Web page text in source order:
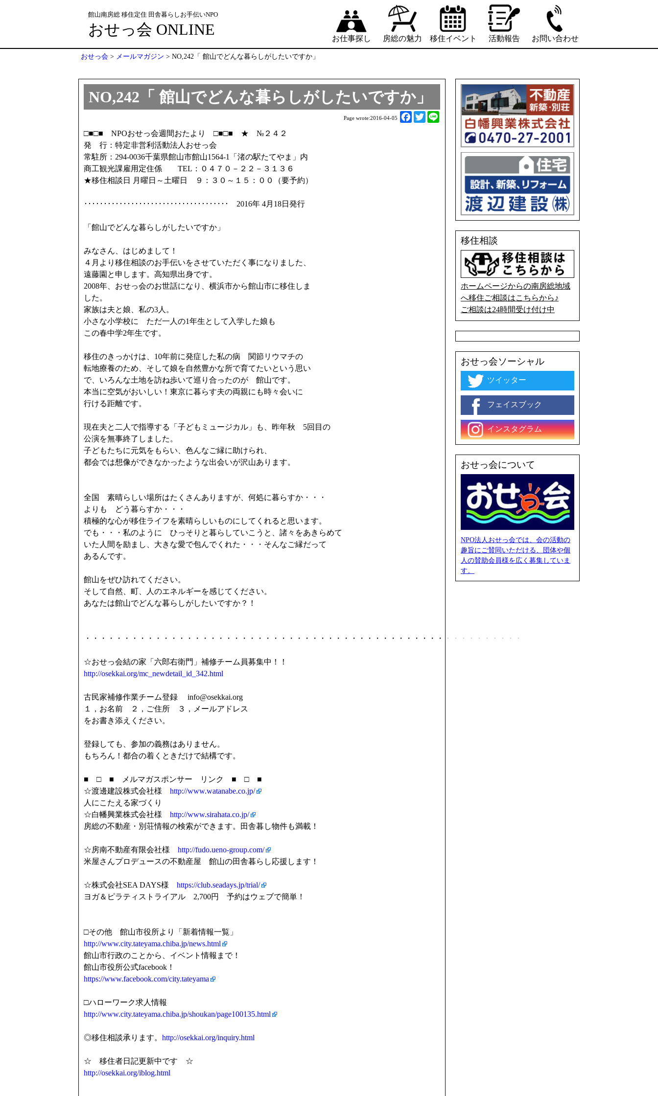
館山南房総 移住定住 田舎暮らしお手伝いNPO
おせっ会 ONLINE
お仕事探し 房総の魅力 移住イベント 活動報告 お問い合わせ
おせっ会 > メールマガジン > NO,242「 館山でどんな暮らしがしたいですか」
NO,242「 館山でどんな暮らしがしたいですか」
Page wrote:2016-04-05
F
T
□■□■ NPOおせっ会週間おたより □■□■ ★ №２４２
発 行：特定非営利活動法人おせっ会
常駐所：294-0036千葉県館山市館山1564-1「渚の駅たてやま」内
商工観光課雇用定住係 TEL：０４７０－２２－３１３６
★移住相談日 月曜日～土曜日 ９：３０～１５：００（要予約）
･････････････････････････････････････ 2016年 4月18日発行
「館山でどんな暮らしがしたいですか」
みなさん、はじめまして！
４月より移住相談のお手伝いをさせていただく事になりました、
遠藤園と申します。高知県出身です。
2008年、おせっ会のお世話になり、横浜市から館山市に移住しま
した。
家族は夫と娘、私の3人。
小さな小学校に ただ一人の1年生として入学した娘も
この春中学2年生です。
移住のきっかけは、10年前に発症した私の病 関節リウマチの
転地療養のため、そして娘を自然豊かな所で育てたいという思い
で、いろんな土地を訪ね歩いて巡り合ったのが 館山です。
本当に空気がおいしい！東京に暮らす夫の両親にも時々会いに
行ける距離です。
現在夫と二人で指導する「子どもミュージカル」も、昨年秋 5回目の
公演を無事終了しました。
子どもたちに元気をもらい、色んなご縁に助けられ、
都会では想像ができなかったような出会いが沢山あります。
全国 素晴らしい場所はたくさんありますが、何処に暮らすか・・・
よりも どう暮らすか・・・
積極的な心が移住ライフを素晴らしいものにしてくれると思います。
でも・・・私のように ひっそりと暮らしていこうと、諸々をあきらめて
いた人間を励まし、大きな愛で包んでくれた・・・そんなご縁だって
あるんです。
館山をぜひ訪れてください。
そして自然、町、人のエネルギーを感じてください。
あなたは館山でどんな暮らしがしたいですか？！
・・・・・・・・・・・・・・・・・・・・・・・・・・・・・・・・・・・・・・・・・・・・・・・・・・・・・・・・
☆おせっ会結の家「六郎右衛門」補修チーム員募集中！！
http://osekkai.org/mc_newdetail_id_342.html
古民家補修作業チーム登録 info@osekkai.org
１，お名前 ２，ご住所 ３，メールアドレス
をお書き添えください。
登録しても、参加の義務はありません。
もちろん！都合の着くときだけで結構です。
■ □ ■ メルマガスポンサー リンク ■ □ ■
☆渡邊建設株式会社様 http://www.watanabe.co.jp/
人にこたえる家づくり
☆白幡興業株式会社様 http://www.sirahata.co.jp/
房総の不動産・別荘情報の検索ができます。田舎暮し物件も満載！
☆房南不動産有限会社様 http://fudo.ueno-group.com/
米屋さんプロデュースの不動産屋 館山の田舎暮らし応援します！
☆株式会社SEA DAYS様 https://club.seadays.jp/trial/
ヨガ＆ピラティストライアル 2,700円 予約はウェブで簡単！
□その他 館山市役所より「新着情報一覧」
http://www.city.tateyama.chiba.jp/news.html
館山市行政のことから、イベント情報まで！
館山市役所公式facebook！
https://www.facebook.com/city.tateyama
□ハローワーク求人情報
http://www.city.tateyama.chiba.jp/shoukan/page100135.html
◎移住相談承ります。 http://osekkai.org/inquiry.html
☆ 移住者日記更新中です ☆
http://osekkai.org/iblog.html
移住相談
ホームページからの南房総地域
へ移住ご相談はこちらから♪
ご相談は24時間受け付け中
おせっ会ソーシャル
ツイッター
フェイスブック
インスタグラム
おせっ会について
NPO法人おせっ会では、会の活動の
趣旨にご賛同いただける、団体や個
人の賛助会員様を広く募集していま
す。